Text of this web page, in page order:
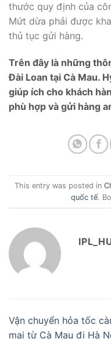
thước quy định của
Mứt dừa phải được
thủ tục gửi hàng.
Trên đây là những
Đài Loan tại Cà Mau.
giúp ích cho khách
phù hợp và gửi hàng
This entry was posted in
quốc tế.
Vận chuyển hỏa tốc
mai từ Cà Mau đi Hà